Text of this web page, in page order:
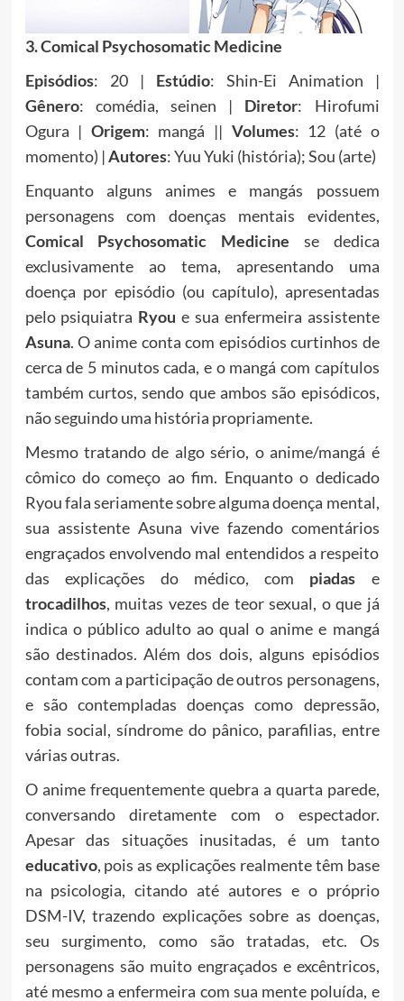
3. Comical Psychosomatic Medicine
Episódios: 20 | Estúdio: Shin-Ei Animation |
Gênero: comédia, seinen | Diretor: Hirofumi
Ogura | Origem: mangá || Volumes: 12 (até o
momento) |Autores: Yuu Yuki (história); Sou (arte)
Enquanto alguns animes e mangás possuem
personagens com doenças mentais evidentes,
Comical Psychosomatic Medicine se dedica
exclusivamente ao tema, apresentando uma
doença por episódio (ou capítulo), apresentadas
pelo psiquiatra Ryou e sua enfermeira assistente
Asuna. O anime conta com episódios curtinhos de
cerca de 5 minutos cada, e o mangá com capítulos
também curtos, sendo que ambos são episódicos,
não seguindo uma história propriamente.
Mesmo tratando de algo sério, o anime/mangá é
cômico do começo ao fim. Enquanto o dedicado
Ryou fala seriamente sobre alguma doença mental,
sua assistente Asuna vive fazendo comentários
engraçados envolvendo mal entendidos a respeito
das explicações do médico, com piadas e
trocadilhos, muitas vezes de teor sexual, o que já
indica o público adulto ao qual o anime e mangá
são destinados. Além dos dois, alguns episódios
contam com a participação de outros personagens,
e são contempladas doenças como depressão,
fobia social, síndrome do pânico, parafilias, entre
várias outras.
O anime frequentemente quebra a quarta parede,
conversando diretamente com o espectador.
Apesar das situações inusitadas, é um tanto
educativo, pois as explicações realmente têm base
na psicologia, citando até autores e o próprio
DSM-IV, trazendo explicações sobre as doenças,
seu surgimento, como são tratadas, etc. Os
personagens são muito engraçados e excêntricos,
até mesmo a enfermeira com sua mente poluída, e